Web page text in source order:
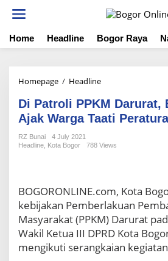
t
Home Headline Bogor Raya
Homepage / Headline
P
a
o
P
K
M
D
a
r
Di Patroli PPKM Darurat,
Ajak Warga Taati
RZ Bunai
4 July 2021
Headline Kota Bogor 788 Views
BOGORONLINE.com, Kota
kebijakan Pemberlakuan
Masyarakat (PPKM) Darurat
Wakil Ketua III DPRD Kota
mengikuti serangkaian